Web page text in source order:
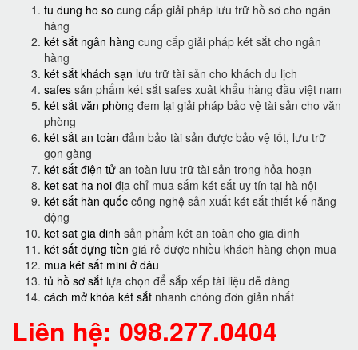
tu dung ho so cung cấp giải pháp lưu trữ hồ sơ cho ngân
hàng
két sắt ngân hàng cung cấp giải pháp két sắt cho ngân
hàng
két sắt khách sạn lưu trữ tài sản cho khách du lịch
safes sản phẩm két sắt safes xuât khẩu hàng đầu việt nam
két sắt văn phòng đem lại giải pháp bảo vệ tài sản cho văn
phòng
két sắt an toàn đảm bảo tài sản được bảo vệ tốt, lưu trữ
gọn gàng
két sắt điện tử an toàn lưu trữ tài sản trong hỏa hoạn
ket sat ha noi địa chỉ mua sắm két sắt uy tín tại hà nội
két sắt hàn quốc công nghệ sản xuất két sắt thiết kế năng
động
ket sat gia dinh sản phẩm két an toàn cho gia đình
két sắt đựng tiền giá rẻ được nhiều khách hàng chọn mua
mua két sắt mini ở đâu
tủ hồ sơ sắt lựa chọn để sắp xếp tài liệu dễ dàng
cách mở khóa két sắt nhanh chóng đơn giản nhất
Liên hệ: 098.277.0404